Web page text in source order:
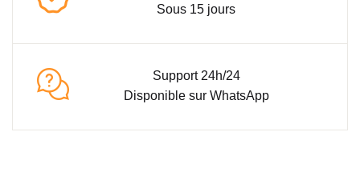
Sous 15 jours
Support 24h/24
Disponible sur WhatsApp